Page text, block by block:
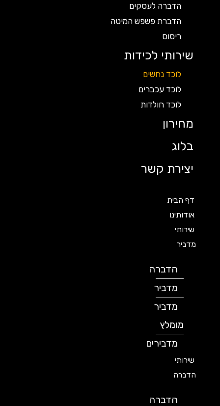
הדברה לעסקים
הדברת פשפש המיטה
ריסוס
שירותי לכידות
לוכד נחשים
לוכד עכברים
לוכד חולדות
מחירון
בלוג
יצירת קשר
דף הבית
אודותינו
שירותי
מדביר
הדברה
מדביר
מדביר
מומלץ
מדבירים
שירותי
הדברה
הדברה